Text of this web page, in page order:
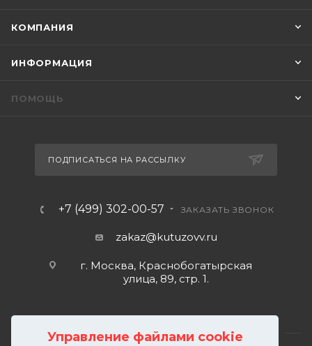
Управление файлами cookie
КОМПАНИЯ
ИНФОРМАЦИЯ
ПОМОЩЬ
ПОДПИСАТЬСЯ НА РАССЫЛКУ
+7 (499) 302-00-57 ЗАКАЗАТЬ ЗВОНОК
zakaz@kutuzovv.ru
г. Москва, Краснобогатырская
улица, 89, стр. 1.